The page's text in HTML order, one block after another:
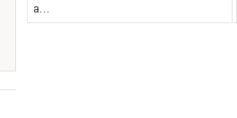
a...